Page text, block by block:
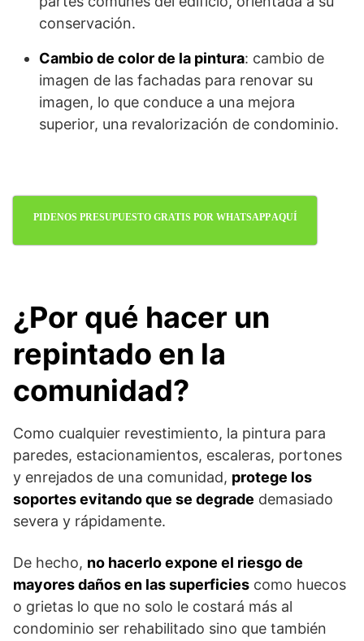
conservación.
Cambio de color de la pintura: cambio de
imagen de las fachadas para renovar su
imagen, lo que conduce a una mejora
superior, una revalorización de condominio.
PIDENOS PRESUPUESTO GRATIS POR WHATSAPP AQUÍ
¿Por qué hacer un
repintado en la
comunidad?
Como cualquier revestimiento, la pintura para
paredes, estacionamientos, escaleras, portones
y enrejados de una comunidad, protege los
soportes evitando que se degrade demasiado
severa y rápidamente.
De hecho, no hacerlo expone el riesgo de
mayores daños en las superficies como huecos
o grietas lo que no solo le costará más al
condominio ser rehabilitado sino que también